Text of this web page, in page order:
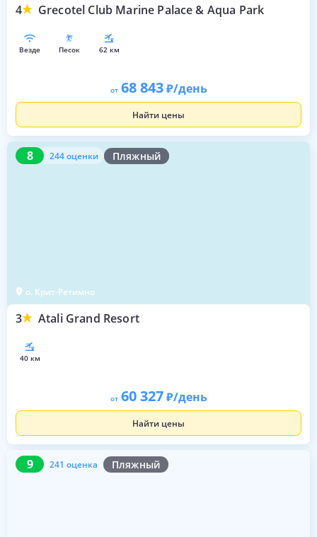
4 Grecotel Club Marine Palace & Aqua Park
везде песок 62 км
от 68 843 /день
Найти цены
8 244 оценки Пляжный
о. Крит-Ретимно
3 Atali Grand Resort
8 244 оценки
40 км
от 60 327 /день
Найти цены
9 241 оценка Пляжный
9 241 оценка